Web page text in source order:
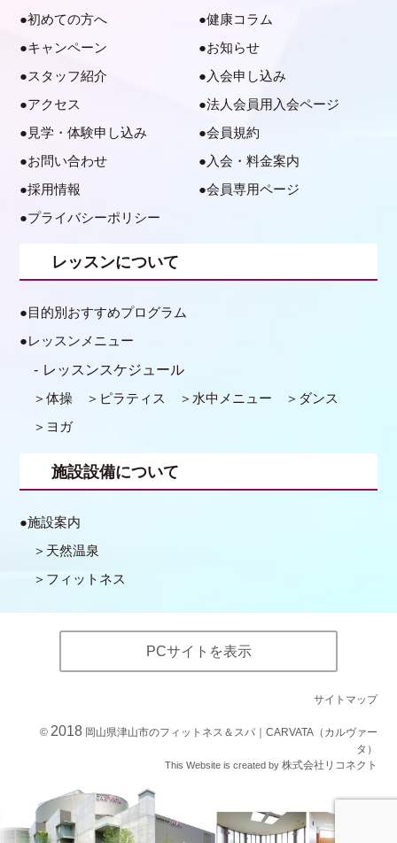
初めての方へ
健康コラム
キャンペーン
お知らせ
スタッフ紹介
入会申し込み
アクセス
法人会員用入会ページ
見学・体験申し込み
会員規約
お問い合わせ
入会・料金案内
採用情報
会員専用ページ
プライバシーポリシー
レッスンについて
目的別おすすめプログラム
レッスンメニュー
レッスンスケジュール
体操 ピラティス 水中メニュー
ダンス
ヨガ
施設設備について
施設案内
天然温泉
フィットネス
PCサイトを表示
サイトマップ
© 2018 岡山県津山市のフィットネス＆スパ｜CARVATA（カルヴァー
タ）
This Website is created by 株式会社リコネクト